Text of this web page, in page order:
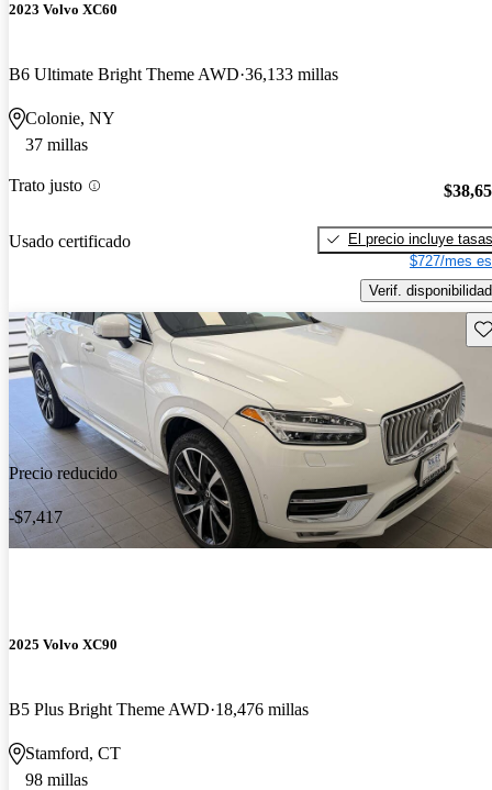
2023 Volvo XC60
B6 Ultimate Bright Theme AWD 36,133 millas
Colonie, NY
37 millas
Trato justo
Usado certificado
El precio incluye tasas
$727/mes
Verif. disponibilidad
Precio reducido
-$7,417
2025 Volvo XC90
B5 Plus Bright Theme AWD 18,476 millas
Stamford, CT
98 millas